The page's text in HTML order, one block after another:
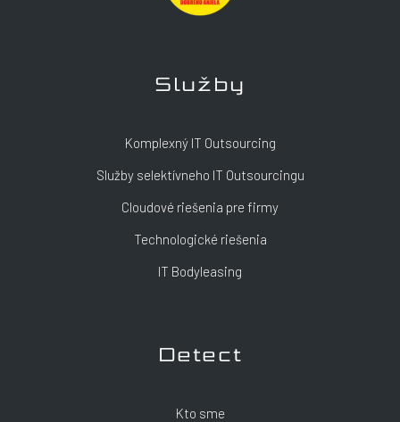
Služby
Komplexný IT Outsourcing
Služby selektívneho IT Outsourcingu
Cloudové riešenia pre firmy
Technologické riešenia
IT Bodyleasing
Detect
Kto sme